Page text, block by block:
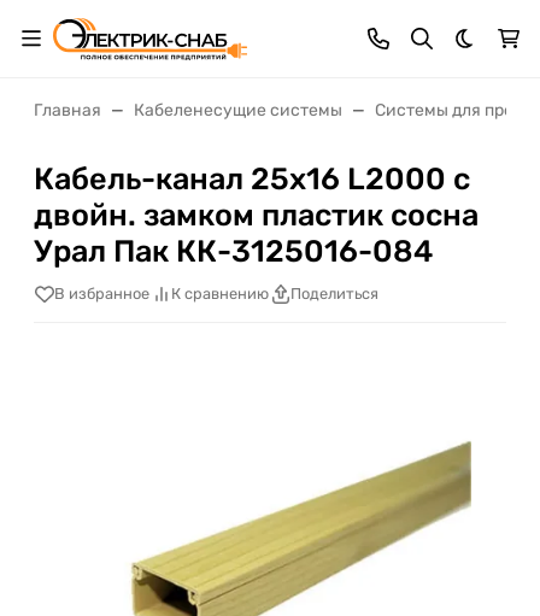
Темная
Главная Кабеленесущие системы Системы для
Кабель-канал 25х16 L2000 с
двойн. замком пластик сосна
Урал Пак КК-3125016-084
В избранное К сравнению Поделиться